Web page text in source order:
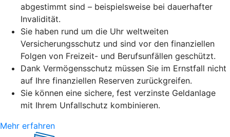
abgestimmt sind – beispielsweise bei dauerhafter
Invalidität.
Sie haben rund um die Uhr weltweiten
Versicherungsschutz und sind vor den finanziellen
Folgen von Freizeit- und Berufsunfällen geschützt.
Dank Vermögensschutz müssen Sie im Ernstfall nicht
auf Ihre finanziellen Reserven zurückgreifen.
Sie können eine sichere, fest verzinste Geldanlage
mit Ihrem Unfallschutz kombinieren.
Mehr erfahren